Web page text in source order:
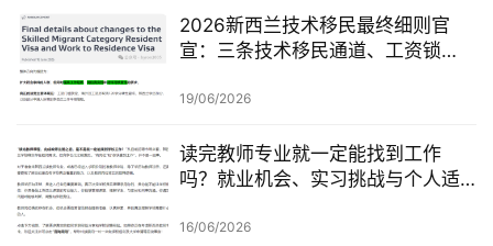
2026新西兰技术移民最终细则官
宣：三条技术移民通道、工资锁
查一次梳理
19/06/2026
读完教师专业就一定能找到工作
吗？就业机会、实习挑战与个人适
16/06/2026